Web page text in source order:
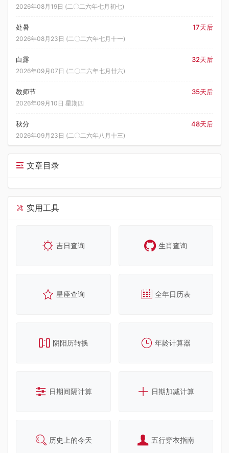
2026年08月19日 (二〇二六年七月初七)
处暑 17天后
2026年08月23日 (二〇二六年七月十一)
白露 32天后
2026年09月07日 (二〇二六年七月廿六)
教师节 35天后
2026年09月10日 星期四
秋分 48天后
2026年09月23日 (二〇二六年八月十三)
文章目录
实用工具
吉日查询 生肖查询
星座查询 全年日历表
阴阳历转换 年龄计算器
日期间隔计算 日期加减计算
历史上的今天 五行穿衣指南